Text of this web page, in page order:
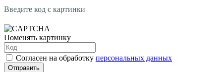
Введите код с картинки
Поменять картинку
Согласен на обработку персональных данных
Отправить